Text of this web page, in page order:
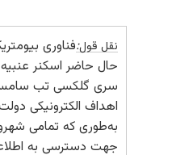
نقل قول:فناوری
حال حاضر اسکنر
سری گلکسی تب
اهداف الکترونیکی
به‌طوری که تمامی
جهت دسترسی به